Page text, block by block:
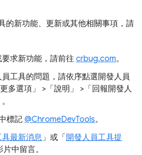
的新功能、更新或其他相關事項，請
求新功能，請前往 crbug.com。
工具的問題，請依序點選開發人員
更多選項」 >「說明」
>「回報開發人
。
標記 @ChromeDevTools。
最新消息 」或「開發人員工具提
中留言。